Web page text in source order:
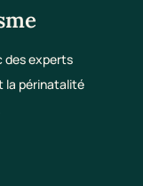
des experts
la périnatalité